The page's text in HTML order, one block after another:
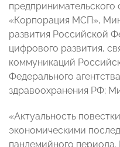
«Корпорация МСП»,
развития Российской
цифрового развития,
коммуникаций
Федерального
здравоохранения РФ;
«Актуальность
экономическими
пандемийного периода.